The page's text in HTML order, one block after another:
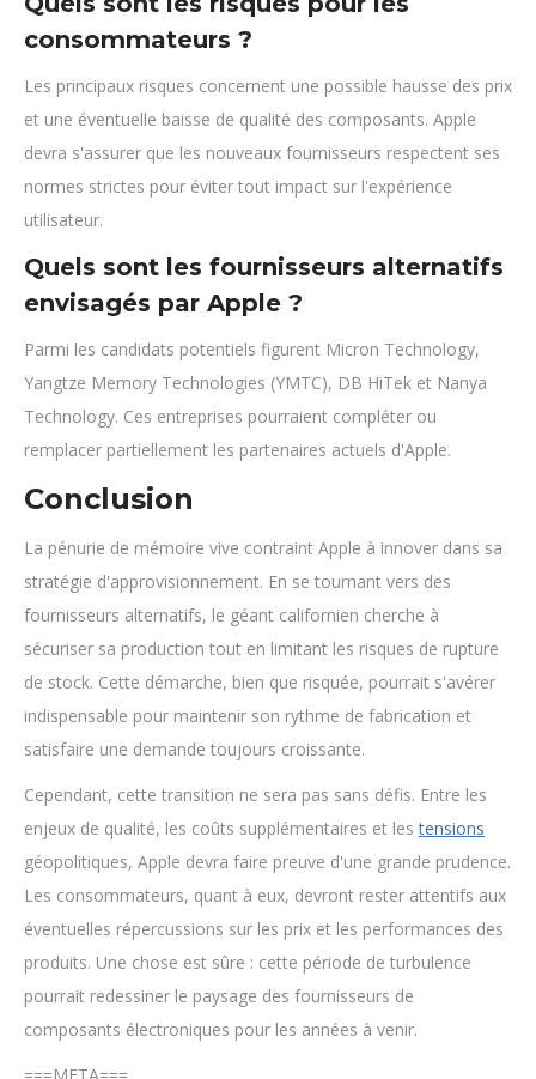
consommateurs ?
Les principaux risques concernent une possible hausse des prix
et une éventuelle baisse de qualité des composants. Apple
devra s'assurer que les nouveaux fournisseurs respectent ses
normes strictes pour éviter tout impact sur l'expérience
utilisateur.
Quels sont les fournisseurs alternatifs
envisagés par Apple ?
Parmi les candidats potentiels figurent Micron Technology,
Yangtze Memory Technologies (YMTC), DB HiTek et Nanya
Technology. Ces entreprises pourraient compléter ou
remplacer partiellement les partenaires actuels d'Apple.
Conclusion
La pénurie de mémoire vive contraint Apple à innover dans sa
stratégie d'approvisionnement. En se tournant vers des
fournisseurs alternatifs, le géant californien cherche à
sécuriser sa production tout en limitant les risques de rupture
de stock. Cette démarche, bien que risquée, pourrait s'avérer
indispensable pour maintenir son rythme de fabrication et
satisfaire une demande toujours croissante.
Cependant, cette transition ne sera pas sans défis. Entre les
enjeux de qualité, les coûts supplémentaires et lestensions
géopolitiques, Apple devra faire preuve d'une grande prudence.
Les consommateurs, quant à eux, devront rester attentifs aux
éventuelles répercussions sur les prix et les performances des
produits. Une chose est sûre : cette période de turbulence
pourrait redessiner le paysage des fournisseurs de
composants électroniques pour les années à venir.